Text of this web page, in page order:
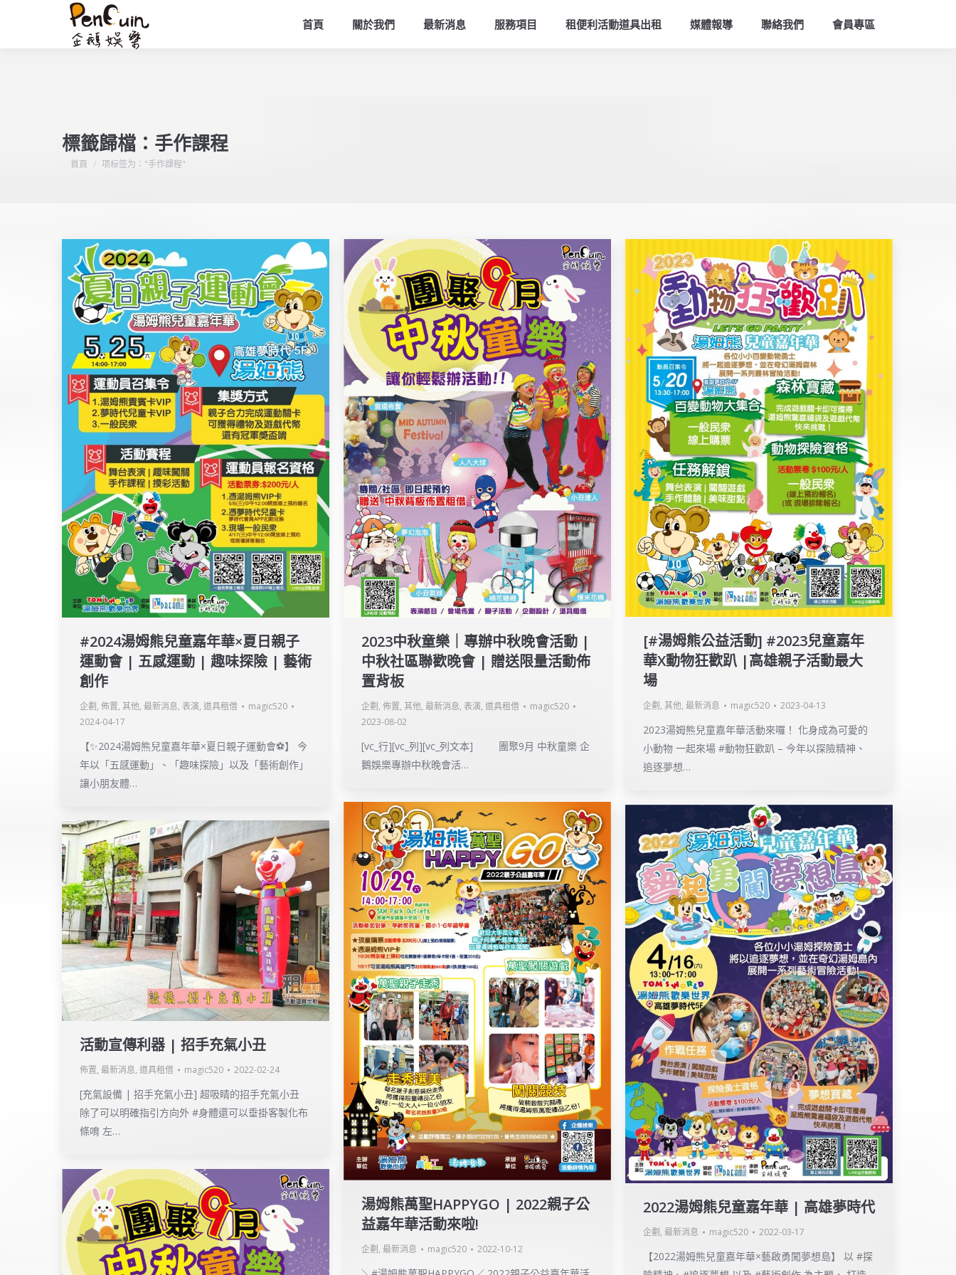
首頁 關於我們 最新消息 服務項目 租便利活動道具出租 媒體報導 聯絡我們 會員專區
標籤歸檔： 手作課程
您在這裡：
首頁 项标签为："手作課程"
#2024湯姆熊兒童嘉年華×夏日親子
運動會 | 五感運動 | 趣味探險 | 藝術
創作
企劃 , 佈置, 其他, 最新消息, 表演, 道具租借
magic520
2024-04-17
【✨2024湯姆熊兒童嘉年華×夏日親子運動會⚽】 今
年以「五感運動」、「趣味探險」以及「藝術創作」
讓小朋友體…
2023中秋童樂｜專辦中秋晚會活動 |
中秋社區聯歡晚會 | 贈送限量活動佈
置背板
企劃 , 佈置, 其他, 最新消息, 表演, 道具租借
magic520
2023-08-02
[vc_行][vc_列][vc_列文本] 團聚9月 中秋童樂 企
鵝娛樂專辦中秋晚會活…
[#湯姆熊公益活動] #​2023兒童嘉年
華X動物狂歡趴 |高雄親子活動最大
場
企劃 , 其他, 最新消息 magic520 2023-04-13
2023湯姆熊兒童嘉年華活動來囉！ 化身成為可愛的
小動物 一起來場 #動物狂歡趴 – 今年以探險精神、
追逐夢想…
湯姆熊萬聖HAPPYGO | 2022親子公
益嘉年華活動來啦!
企劃 , 最新消息 magic520 2022-10-12
2022湯姆熊兒童嘉年華 | 高雄夢時代
企劃 , 最新消息 magic520 2022-03-17
【2022湯姆熊兒童嘉年華×藝啟勇闖夢想島】 以 #探
活動宣傳利器 | 招手充氣小丑
佈置, 最新消息, 道具租借 magic520 2022-02-24
[充氣設備 | 招手充氣小丑] 超吸睛的招手充氣小丑
除了可以明確指引方向外 #身體還可以垂掛客製化布
條唷 左…